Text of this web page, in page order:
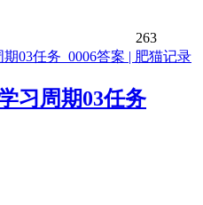
263
习周期03任务